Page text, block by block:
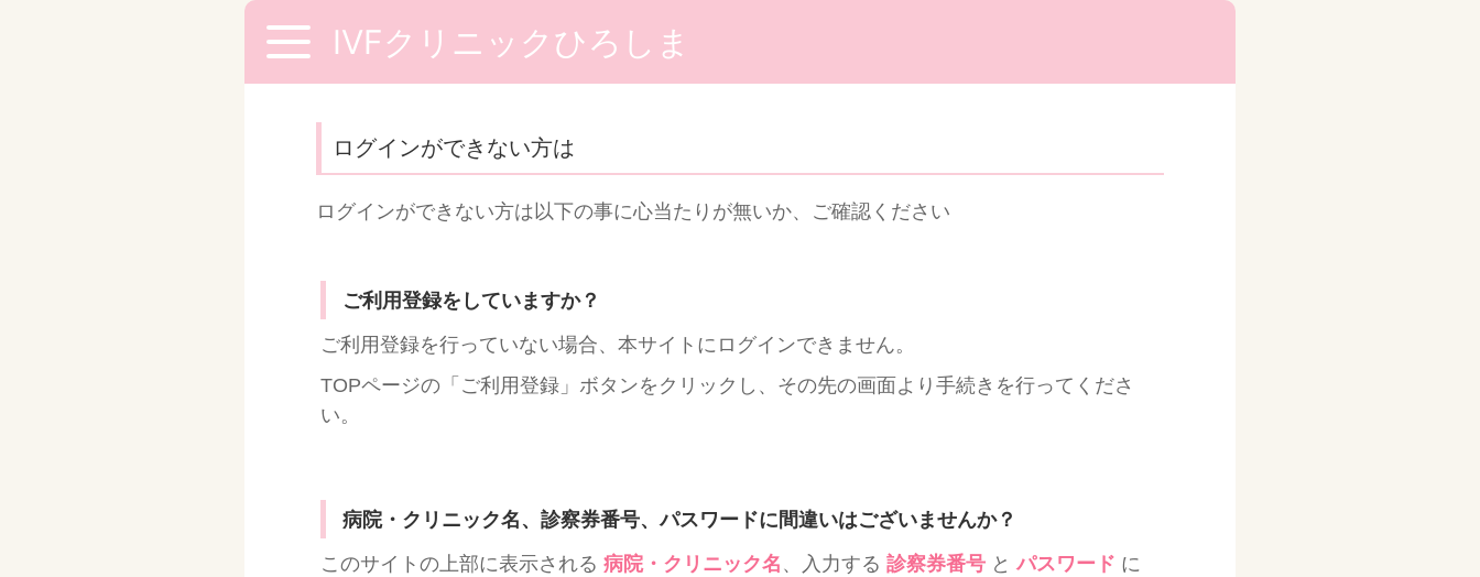
IVFクリニックひろしま
ログインができない方は
ログインができない方は以下の事に心当たりが無いか、ご確認ください
ご利用登録をしていますか？
ご利用登録を行っていない場合、本サイトにログインできません。
TOPページの「ご利用登録」ボタンをクリックし、その先の画面より手続きを行ってくださ
い。
病院・クリニック名、診察券番号、パスワードに間違いはございませんか？
このサイトの上部に表示される 病院・クリニック名 、入力する 診察券番号 と パスワード に